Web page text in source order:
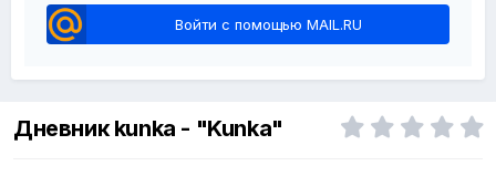
Войти с помощью MAIL.RU
Дневник kunka - "Kunka"